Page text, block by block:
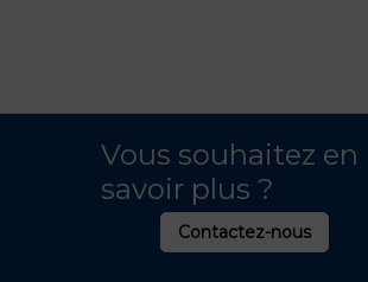
Vous souhaitez en
savoir plus ?
Contactez-nous